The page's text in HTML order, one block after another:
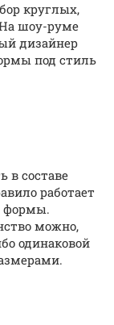
круглых,
шоу-руме
дизайнер
под стиль
в составе
работает
формы.
можно,
одинаковой